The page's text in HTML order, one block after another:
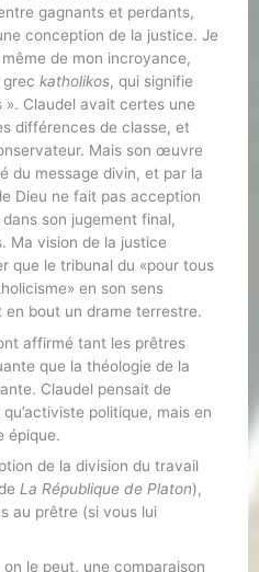
gagnants et perdants,
conception de la justice. Je
de mon incroyance,
katholikos, qui signifie
». Claudel avait certes une
différences de classe, et
Mais son œuvre
du message divin, et par la
Dieu ne fait pas acception
son jugement final,
Ma vision de la justice
que le tribunal du «pour tous
en son sens
bout un drame terrestre.
affirmé tant les prêtres
que la théologie de la
Claudel pensait de
politique, mais en
épique.
de la division du travail
La République de Platon),
au prêtre (si vous lui
le peut, une comparaison